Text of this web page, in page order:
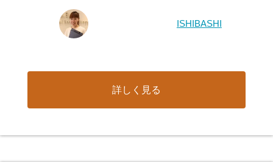
ISHIBASHI
詳しく見る